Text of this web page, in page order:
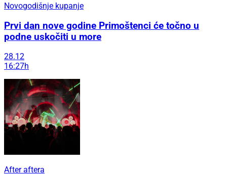
Novogodišnje kupanje
Prvi dan nove godine Primoštenci će točno u
podne uskočiti u more
28.12
16:27h
After aftera